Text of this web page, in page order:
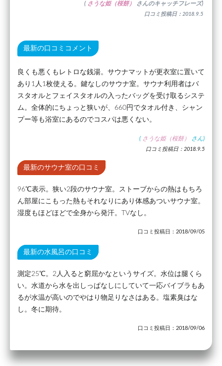
( さうな姫（桜餅） さんのキャッチフレーズ)
口コミ投稿日：2018.9.5
最新の口コミコメント
良くも悪くもレトロな銭湯。サウナマットが更衣室に置いて
あり1人1枚使える。鍵なしのサウナ室。サウナ利用者はバ
スタオルとフェイスタオルの入ったバッグを受け取るシステ
ム。全体的にちょっと狭いが、660円でタオル付き、シャン
プー等も浴室にあるのでコスパは悪くない。
( さうな姫（桜餅） さん)
口コミ投稿日：2018.9.5
最新のサウナ室の口コミ
96℃表示。狭い2段のサウナ室。ストーブからの熱はもちろ
ん部屋にこもった熱もそれなりにあり体感あついサウナ室。
湿度もほどほどで全身から発汗。TVなし。
口コミ投稿日：2018/09/05
最新の水風呂の口コミ
測定25℃。2人入ると窮屈かなというサイズ。水位は腿くら
い。水道から水を出しっぱなしにしていて一応バイブラもあ
るが水温が高いのでやはり物足りなさはある。塩素臭はな
し。冬に期待。
口コミ投稿日：2018/09/06